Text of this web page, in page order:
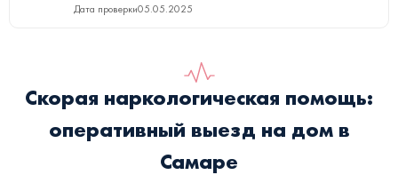
Дата проверки05.05.2025
Скорая наркологическая помощь:
оперативный выезд на дом в
Самаре